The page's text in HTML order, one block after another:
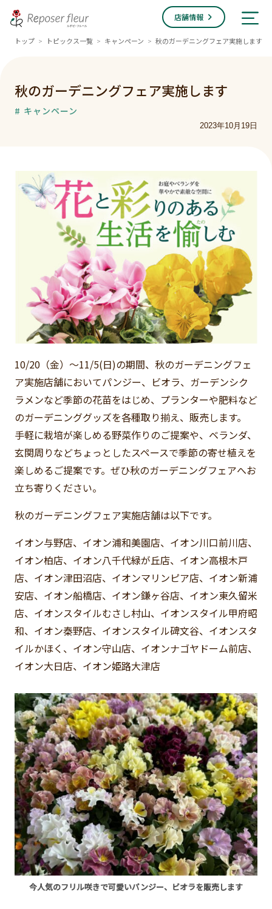
店舗情報
トップ > トピックス一覧 > キャンペーン > 秋のガーデニングフェア実施します
秋のガーデニングフェア実施します
# キャンペーン
2023年10月19日
10/20（金）～11/5(日)の期間、秋のガーデニングフェ
ア実施店舗においてパンジー、ビオラ、ガーデンシク
ラメンなど季節の花苗をはじめ、プランターや肥料など
のガーデニンググッズを各種取り揃え、販売します。
手軽に栽培が楽しめる野菜作りのご提案や、ベランダ、
玄関周りなどちょっとしたスペースで季節の寄せ植えを
楽しめるご提案です。ぜひ秋のガーデニングフェアへお
立ち寄りください。
秋のガーデニングフェア実施店舗は以下です。
イオン与野店、イオン浦和美園店、イオン川口前川店、
イオン柏店、イオン八千代緑が丘店、イオン高根木戸
店、イオン津田沼店、イオンマリンピア店、イオン新浦
安店、イオン船橋店、イオン鎌ヶ谷店、イオン東久留米
店、イオンスタイルむさし村山、イオンスタイル甲府昭
和、イオン秦野店、イオンスタイル碑文谷、イオンスタ
イルかほく、イオン守山店、イオンナゴヤドーム前店、
イオン大日店、イオン姫路大津店
今人気のフリル咲きで可愛いパンジー、ビオラを販売します